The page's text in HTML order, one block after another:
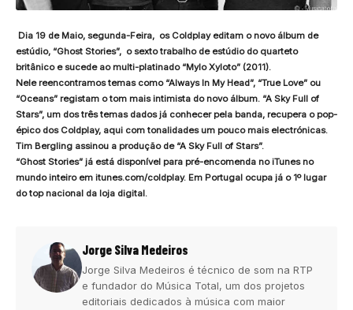
Dia 19 de Maio, segunda-Feira, os Coldplay editam o novo álbum de
estúdio, “Ghost Stories”, o sexto trabalho de estúdio do quarteto
britânico e sucede ao multi-platinado “Mylo Xyloto” (2011).
Nele reencontramos temas como “Always In My Head”, “True Love” ou
“Oceans” registam o tom mais intimista do novo álbum. “A Sky Full of
Stars”, um dos três temas dados já conhecer pela banda, recupera o pop-
épico dos Coldplay, aqui com tonalidades um pouco mais electrónicas.
Tim Bergling assinou a produção de “A Sky Full of Stars”.
“Ghost Stories” já está disponível para pré-encomenda no iTunes no
mundo inteiro em itunes.com/coldplay. Em Portugal ocupa já o 1º lugar
do top nacional da loja digital.
Jorge Silva Medeiros
Jorge Silva Medeiros é técnico de som na RTP
e fundador do Música Total, um dos projetos
editoriais dedicados à música com maior